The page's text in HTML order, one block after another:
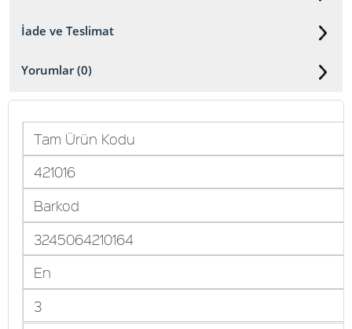
İade ve Teslimat
Yorumlar (0)
Tam Ürün Kodu
421016
Barkod
3245064210164
En
3